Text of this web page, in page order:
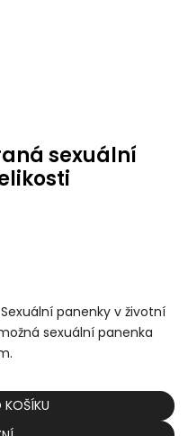
sexuální
panenky v životní
sexuální panenka
KOŠÍKU